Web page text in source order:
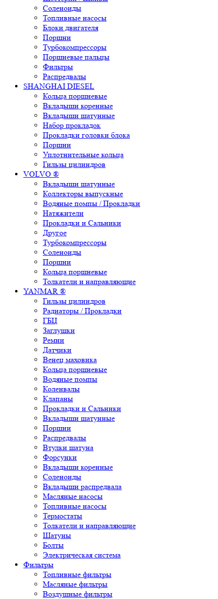
Соленоиды
Топливные насосы
Блоки двигателя
Поршни
Турбокомпрессоры
Поршневые пальцы
Фильтры
Распредвалы
SHANGHAI DIESEL
Кольца поршневые
Вкладыши коренные
Вкладыши шатунные
Набор прокладок
Прокладки головки блока
Поршни
Уплотнительные кольца
Гильзы цилиндров
VOLVO ®
Вкладыши шатунные
Коллекторы выпускные
Водяные помпы / Прокладки
Натяжители
Прокладки и Сальники
Другое
Турбокомпрессоры
Соленоиды
Поршни
Кольца поршневые
Толкатели и направляющие
YANMAR ®
Гильзы цилиндров
Радиаторы / Прокладки
ГБЦ
Заглушки
Ремни
Датчики
Венец маховика
Кольца поршневые
Водяные помпы
Коленвалы
Клапаны
Прокладки и Сальники
Вкладыши шатунные
Поршни
Распредвалы
Втулки шатуна
Форсунки
Вкладыши коренные
Соленоиды
Вкладыши распредвала
Масляные насосы
Топливные насосы
Термостаты
Толкатели и направляющие
Шатуны
Болты
Электрическая система
Фильтры
Топливные фильтры
Масляные фильтры
Воздушные фильтры